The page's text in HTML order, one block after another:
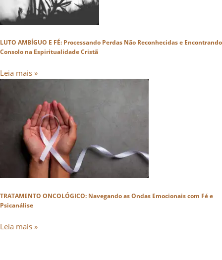
LUTO AMBÍGUO E FÉ: Processando Perdas Não Reconhecidas e Encontrando
Consolo na Espiritualidade Cristã
Leia mais »
TRATAMENTO ONCOLÓGICO: Navegando as Ondas Emocionais com Fé e
Psicanálise
Leia mais »